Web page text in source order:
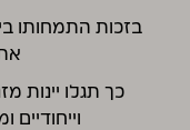
בזכות התמחותו
כך תגלו יינות
וייחודיים